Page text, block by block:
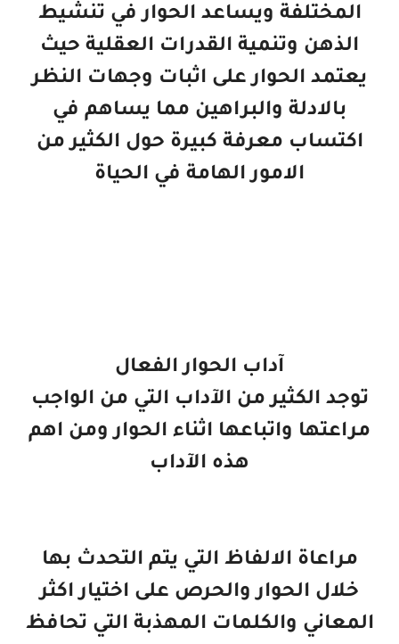
المختلفة ويساعد الحوار في تنشيط
الذهن وتنمية القدرات العقلية حيث
يعتمد الحوار على اثبات وجهات النظر
بالادلة والبراهين مما يساهم في
اكتساب معرفة كبيرة حول الكثير من
الامور الهامة في الحياة
آداب الحوار الفعال
توجد الكثير من الآداب التي من الواجب
مراعتها واتباعها اثناء الحوار ومن اهم
هذه الآداب
مراعاة الالفاظ التي يتم التحدث بها
خلال الحوار والحرص على اختيار اكثر
المعاني والكلمات المهذبة التي تحافظ